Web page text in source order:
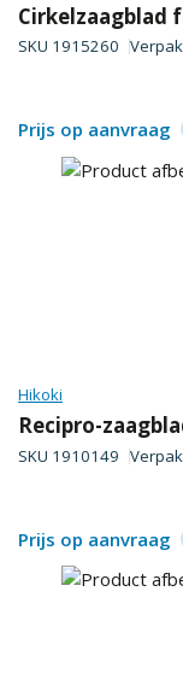
Cirkelzaagblad
SKU 1915260
Prijs op aanvraag
Hikoki
Recipro-
SKU 1910149
Prijs op aanvraag